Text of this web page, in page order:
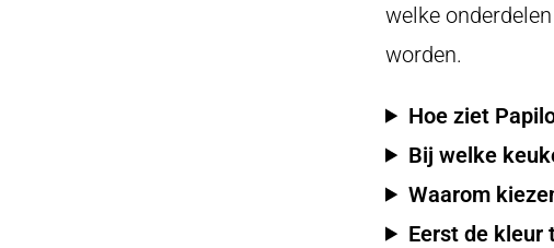
welke
worden.
Hoe ziet
Bij welke
Waarom
Eerst de kleur